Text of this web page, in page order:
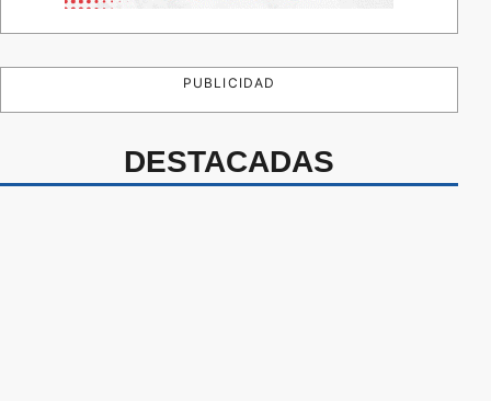
PUBLICIDAD
DESTACADAS